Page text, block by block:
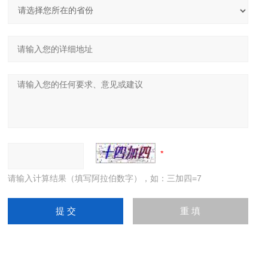
请输入计算结果（填写阿拉伯数字），如：三加四=7